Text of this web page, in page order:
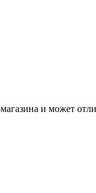
и может